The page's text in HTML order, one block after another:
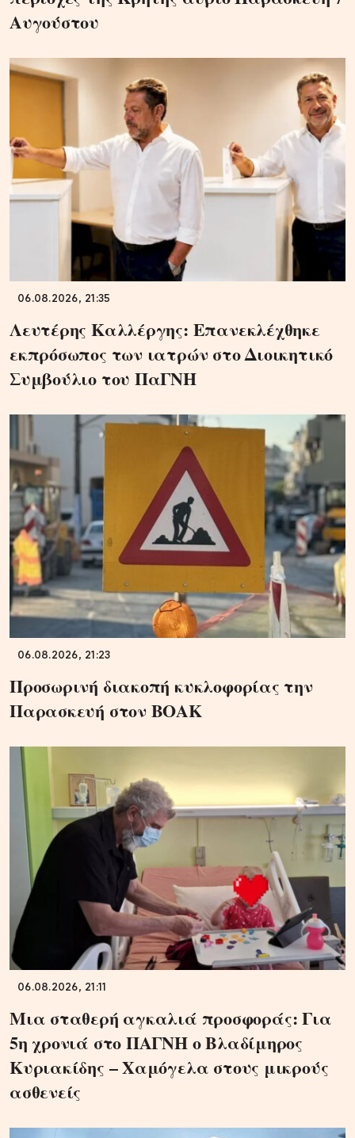
Αυγούστου
06.08.2026, 21:35
Λευτέρης Καλλέργης: Επανεκλέχθηκε
εκπρόσωπος των ιατρών στο Διοικητικό
Συμβούλιο του ΠαΓΝΗ
06.08.2026, 21:23
Προσωρινή διακοπή κυκλοφορίας την
Παρασκευή στον ΒΟΑΚ
06.08.2026, 21:11
Μια σταθερή αγκαλιά προσφοράς: Για
5η χρονιά στο ΠΑΓΝΗ ο Βλαδίμηρος
Κυριακίδης – Χαμόγελα στους μικρούς
ασθενείς